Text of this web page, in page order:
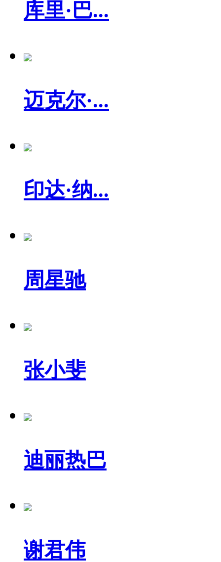
库里·巴...
迈克尔·...
印达·纳...
周星驰
张小斐
迪丽热巴
谢君伟